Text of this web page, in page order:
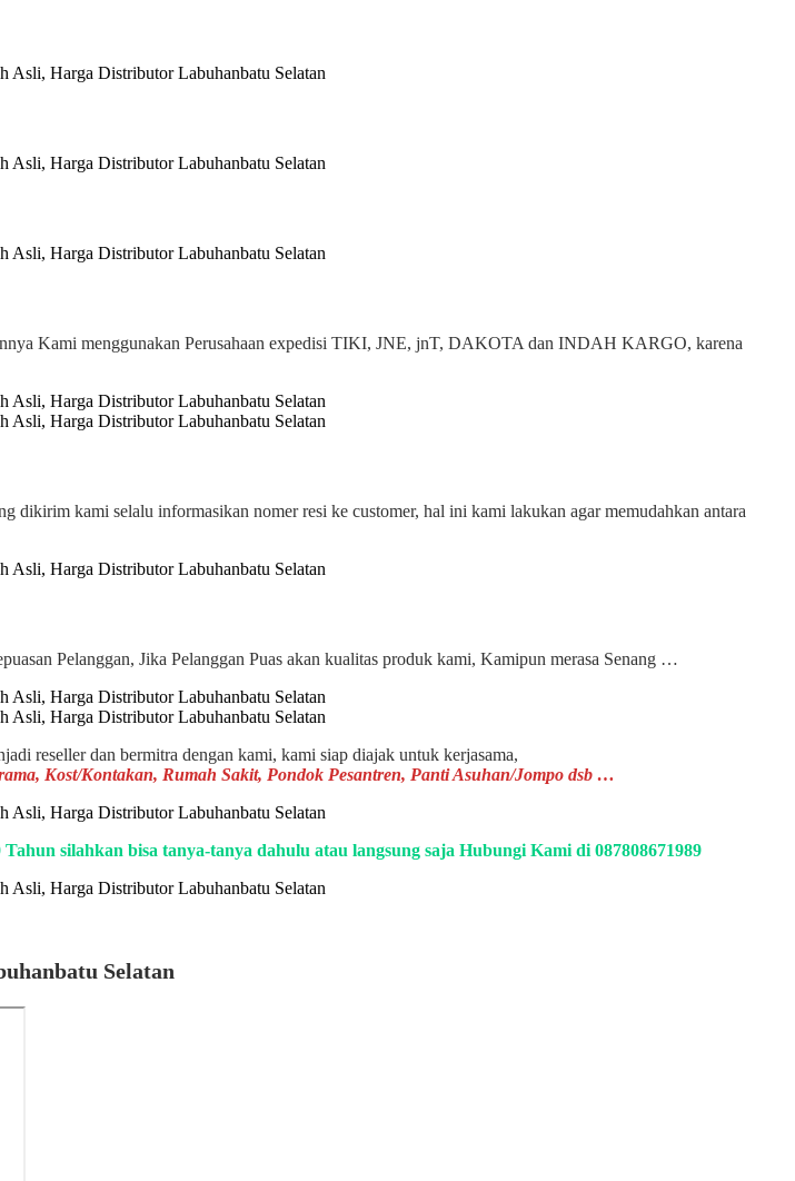
Kami menggunakan Perusahaan expedisi TIKI, JNE, jnT, DAKOTA dan INDAH KARGO, karena
dikirim kami selalu informasikan nomer resi ke customer, hal ini kami lakukan agar memudahkan antara
Pelanggan, Jika Pelanggan Puas akan kualitas produk kami, Kamipun merasa Senang …
reseller dan bermitra dengan kami, kami siap diajak untuk kerjasama,
Kost/Kontakan, Rumah Sakit, Pondok Pesantren, Panti Asuhan/Jompo dsb …
silahkan bisa tanya-tanya dahulu atau langsung saja Hubungi Kami di 087808671989
Selatan